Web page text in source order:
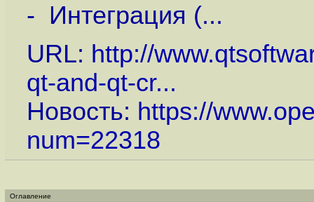
- Интеграция (...
URL: http://
qt-and-qt-cr...
Новость: https://
num=22318
Оглавление